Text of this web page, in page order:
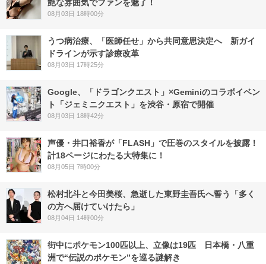
艶な雰囲気でファンを魅了！
08月03日 18時00分
うつ病治療、「医師任せ」から共同意思決定へ 新ガイ
ドラインが示す診療改革
08月03日 17時25分
Google、「ドラゴンクエスト」×Geminiのコラボイベン
ト「ジェミニクエスト」を渋谷・原宿で開催
08月03日 18時42分
声優・井口裕香が「FLASH」で圧巻のスタイルを披露！
計18ページにわたる大特集に！
08月05日 7時00分
松村北斗と今田美桜、急逝した東野圭吾氏へ誓う「多く
の方へ届けていけたら」
08月04日 14時00分
街中にポケモン100匹以上、立像は19匹 日本橋・八重
洲で“伝説のポケモン”を巡る謎解き